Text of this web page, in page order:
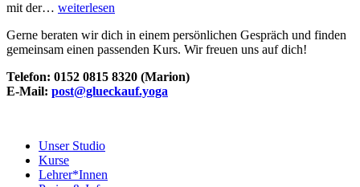
mit der… weiterlesen
Gerne beraten wir dich in einem persönlichen Gespräch und finden
gemeinsam einen passenden Kurs. Wir freuen uns auf dich!
Telefon: 0152 0815 8320 (Marion)
E-Mail: post@glueckauf.yoga
Unser Studio
Kurse
Lehrer*Innen